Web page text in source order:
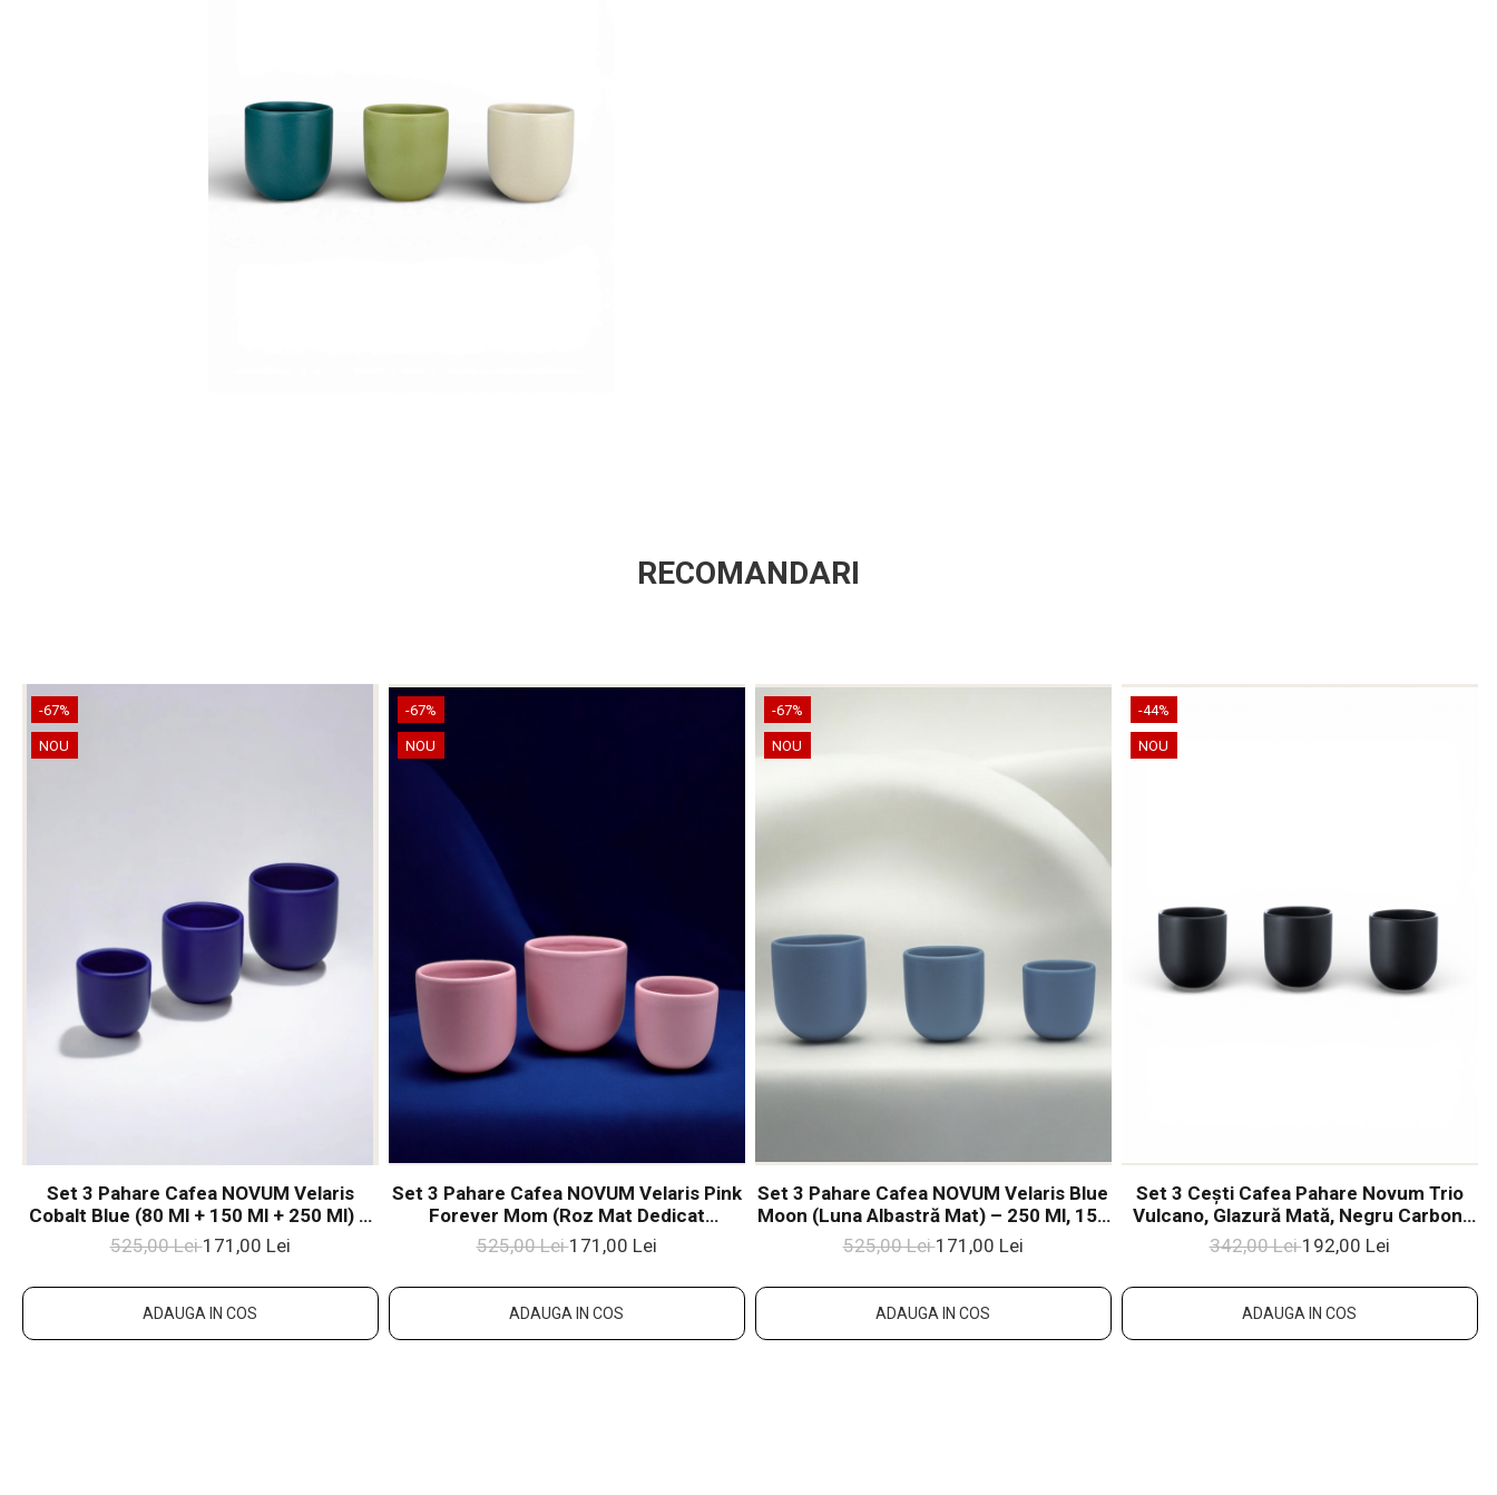
RECOMANDARI
-67%
NOU
Set 3 Pahare Cafea NOVUM Velaris
Cobalt Blue (80 Ml + 150 Ml + 250 Ml) –
Gresie Ceramică Glazurată Manual
525,00 Lei171,00 Lei
ADAUGA IN COS
-67%
NOU
Set 3 Pahare Cafea NOVUM Velaris Pink
Forever Mom (Roz Mat Dedicat
Mamelor) – 250 Ml, 150 Ml, 80 Ml –
Gresie Ceramică Glazurată Manual
525,00 Lei171,00 Lei
ADAUGA IN COS
-67%
NOU
Set 3 Pahare Cafea NOVUM Velaris Blue
Moon (Luna Albastră Mat) – 250 Ml, 150
Ml, 80 Ml – Gresie Ceramică Glazurată
525,00 Lei171,00 Lei
ADAUGA IN COS
-44%
NOU
Set 3 Cești Cafea Pahare Novum Trio
Vulcano, Glazură Mată, Negru Carbon,
250ml
342,00 Lei192,00 Lei
ADAUGA IN COS